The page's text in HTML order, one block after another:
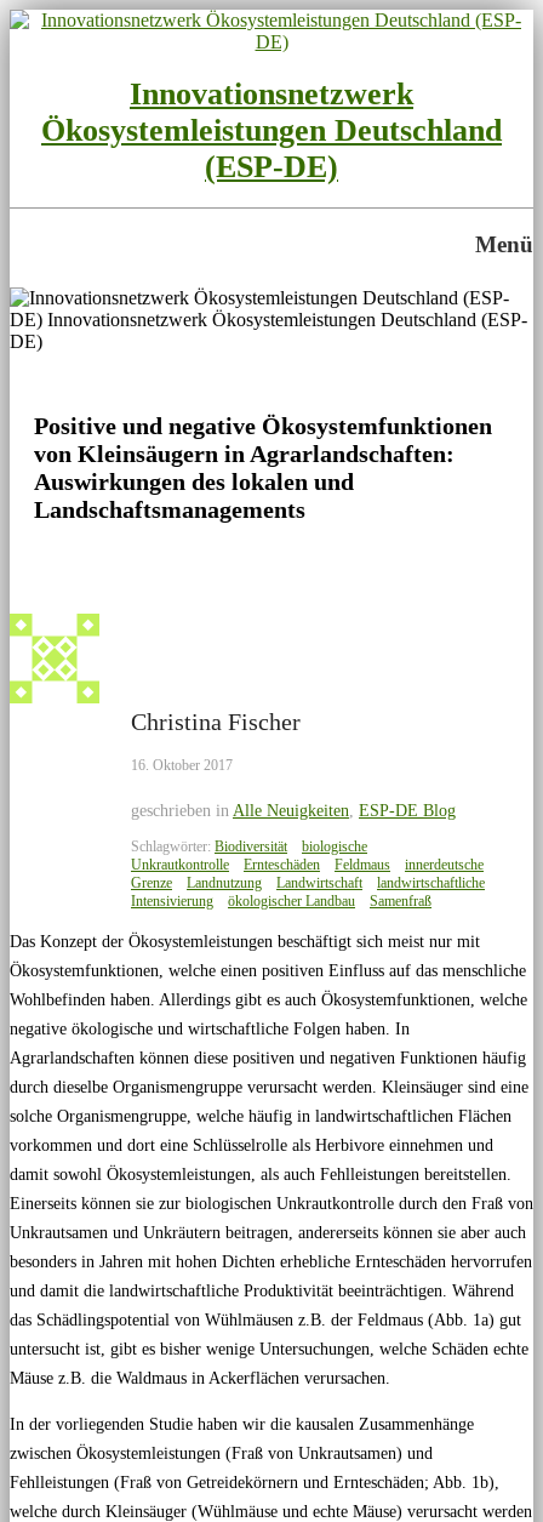
Innovationsnetzwerk
Ökosystemleistungen Deutschland
(ESP-DE)
Menü
Positive und negative Ökosystemfunktionen
von Kleinsäugern in Agrarlandschaften:
Auswirkungen des lokalen und
Landschaftsmanagements
Christina Fischer
16. Oktober 2017
geschrieben in Alle Neuigkeiten ESP-DE Blog
Schlagwörter: Biodiversität
biologische
Unkrautkontrolle
Ernteschäden Feldmaus
innerdeutsche
Grenze
Landnutzung Landwirtschaft
landwirtschaftliche
Intensivierung
ökologischer Landbau Samenfraß
Das Konzept der Ökosystemleistungen beschäftigt sich meist nur mit
Ökosystemfunktionen, welche einen positiven Einfluss auf das menschliche
Wohlbefinden haben. Allerdings gibt es auch Ökosystemfunktionen, welche
negative ökologische und wirtschaftliche Folgen haben. In
Agrarlandschaften können diese positiven und negativen Funktionen häufig
durch dieselbe Organismengruppe verursacht werden. Kleinsäuger sind eine
solche Organismengruppe, welche häufig in landwirtschaftlichen Flächen
vorkommen und dort eine Schlüsselrolle als Herbivore einnehmen und
damit sowohl Ökosystemleistungen, als auch Fehlleistungen bereitstellen.
Einerseits können sie zur biologischen Unkrautkontrolle durch den Fraß von
Unkrautsamen und Unkräutern beitragen, andererseits können sie aber auch
besonders in Jahren mit hohen Dichten erhebliche Ernteschäden hervorrufen
und damit die landwirtschaftliche Produktivität beeinträchtigen. Während
das Schädlingspotential von Wühlmäusen z.B. der Feldmaus (Abb. 1a) gut
untersucht ist, gibt es bisher wenige Untersuchungen, welche Schäden echte
Mäuse z.B. die Waldmaus in Ackerflächen verursachen.
In der vorliegenden Studie haben wir die kausalen Zusammenhänge
zwischen Ökosystemleistungen (Fraß von Unkrautsamen) und
Fehlleistungen (Fraß von Getreidekörnern und Ernteschäden; Abb. 1b),
welche durch Kleinsäuger (Wühlmäuse und echte Mäuse) verursacht werden